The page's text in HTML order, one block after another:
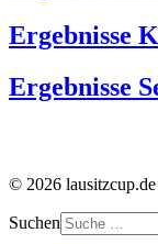
Ergebnisse
Ergebnisse
© 2026 lausitzcup.de
Suchen